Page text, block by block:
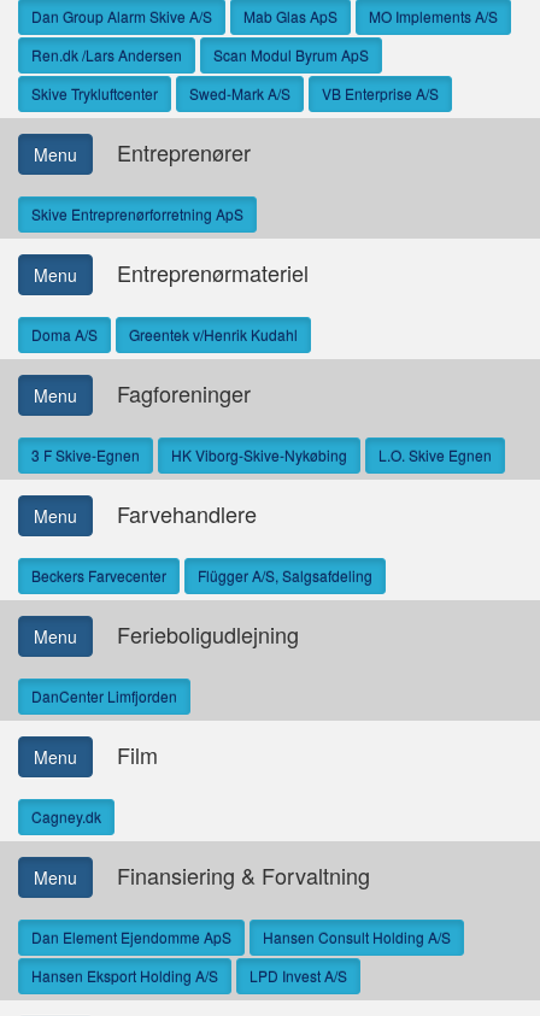
Dan Group Alarm Skive A/S Mab Glas ApS
MO Implements A/S
Ren.dk /Lars Andersen
Scan Modul Byrum ApS
Skive Trykluftcenter
Swed-Mark A/S VB Enterprise A/S
Menu Entreprenører
Skive Entreprenørforretning ApS
Menu Entreprenørmateriel
Doma A/S Greentek v/Henrik Kudahl
Menu Fagforeninger
3 F Skive-Egnen HK Viborg-Skive-Nykøbing L.O. Skive Egnen
Menu Farvehandlere
Beckers Farvecenter Flügger A/S, Salgsafdeling
Menu Ferieboligudlejning
DanCenter Limfjorden
Menu Film
Cagney.dk
Menu Finansiering & Forvaltning
Dan Element Ejendomme ApS
Hansen Consult Holding A/S
Hansen Eksport Holding A/S
LPD Invest A/S